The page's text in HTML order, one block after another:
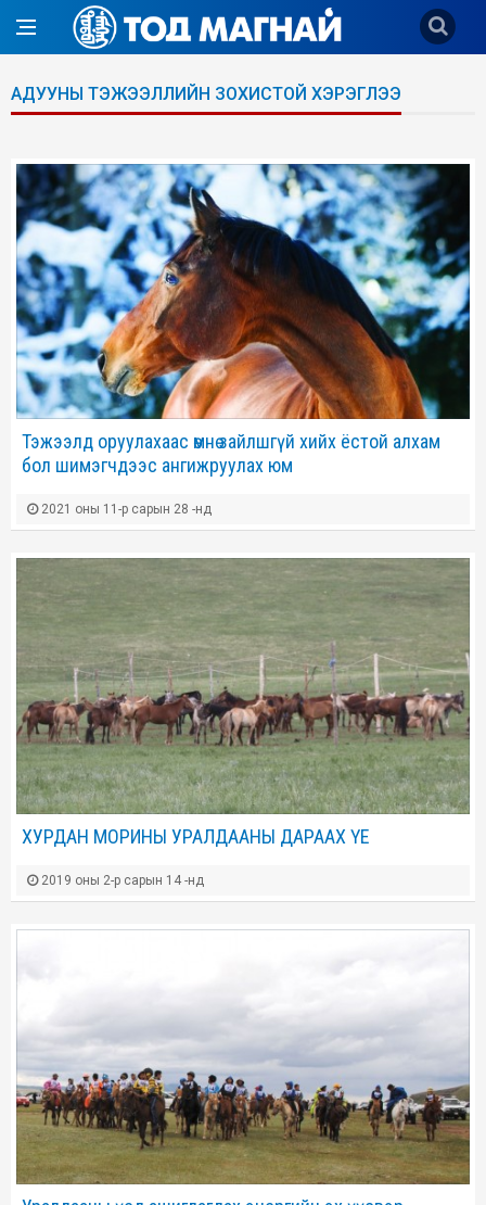
АДУУНЫ ТЭЖЭЭЛЛИЙН ЗОХИСТОЙ ХЭРЭГЛЭЭ
Тэжээлд оруулахаас өмнө зайлшгүй хийх ёстой алхам
бол шимэгчдээс ангижруулах юм
2021 оны 11-р сарын 28 -нд
ХУРДАН МОРИНЫ УРАЛДААНЫ ДАРААХ ҮЕ
2019 оны 2-р сарын 14 -нд